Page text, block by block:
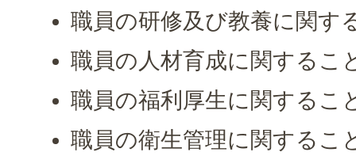
職員の研修及び教養に関す
職員の人材育成に関するこ
職員の福利厚生に関するこ
職員の衛生管理に関するこ